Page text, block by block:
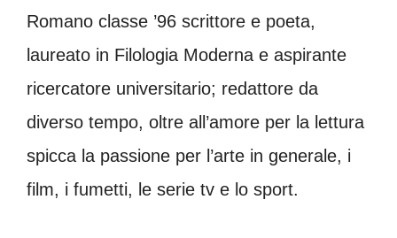
Romano classe ’96 scrittore e poeta,
laureato in Filologia Moderna e aspirante
ricercatore universitario; redattore da
diverso tempo, oltre all’amore per la lettura
spicca la passione per l’arte in generale, i
film, i fumetti, le serie tv e lo sport.